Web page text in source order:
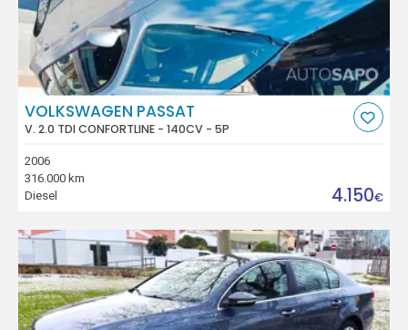
VOLKSWAGEN PASSAT
V. 2.0 TDI CONFORTLINE - 140CV - 5P
2006
316.000 km
Diesel
4.150€